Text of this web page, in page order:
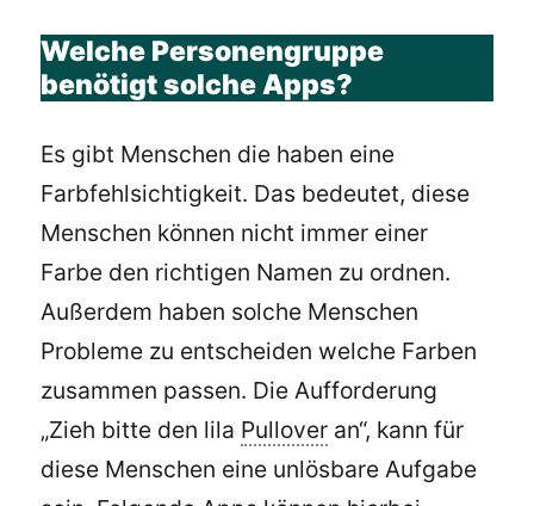
Welche Personengruppe
benötigt solche Apps?
Es gibt Menschen die haben eine
Farbfehlsichtigkeit. Das bedeutet, diese
Menschen können nicht immer einer
Farbe den richtigen Namen zu ordnen.
Außerdem haben solche Menschen
Probleme zu entscheiden welche Farben
zusammen passen. Die Aufforderung
„Zieh bitte den lila Pullover an“, kann für
diese Menschen eine unlösbare Aufgabe